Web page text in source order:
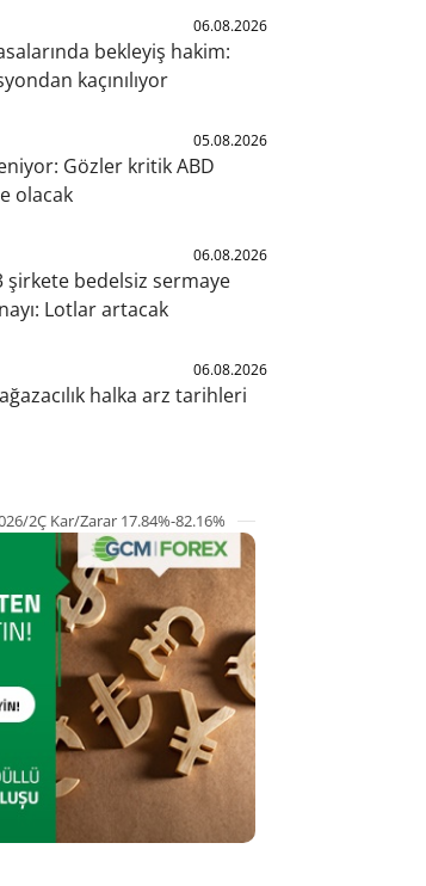
06.08.2026
bekleyiş hakim:
kaçınılıyor
05.08.2026
Gözler kritik ABD
olacak
06.08.2026
şirkete bedelsiz sermaye
Lotlar artacak
06.08.2026
halka arz tarihleri
2Ç Kar/Zarar 17.84%-82.16%